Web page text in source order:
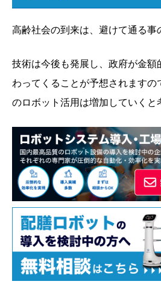
高齢社会の到来は、避けて通る事
技術は今後も発展し、政府が金額
わってくることが予想されますの
のロボット活用は増加していくと